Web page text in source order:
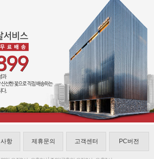
항 제휴문의 고객센터 PC버전